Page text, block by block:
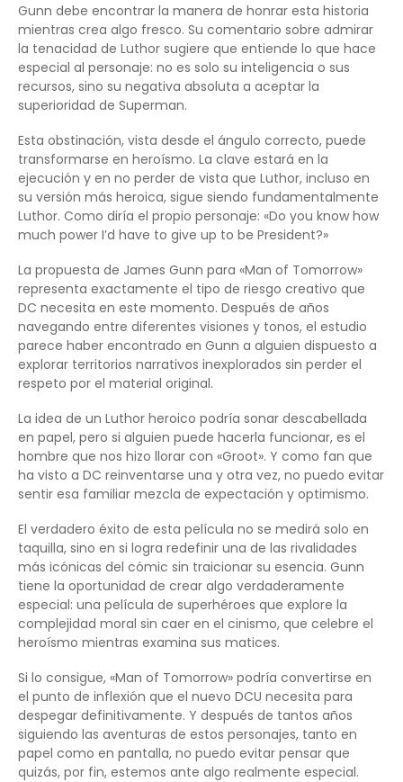
Gunn debe encontrar la manera de honrar esta historia
mientras crea algo fresco. Su comentario sobre admirar
la tenacidad de Luthor sugiere que entiende lo que hace
especial al personaje: no es solo su inteligencia o sus
recursos, sino su negativa absoluta a aceptar la
superioridad de Superman.
Esta obstinación, vista desde el ángulo correcto, puede
transformarse en heroísmo. La clave estará en la
ejecución y en no perder de vista que Luthor, incluso en
su versión más heroica, sigue siendo fundamentalmente
Luthor. Como diría el propio personaje: «Do you know how
much power I’d have to give up to be President?»
La propuesta de James Gunn para «Man of Tomorrow»
representa exactamente el tipo de riesgo creativo que
DC necesita en este momento. Después de años
navegando entre diferentes visiones y tonos, el estudio
parece haber encontrado en Gunn a alguien dispuesto a
explorar territorios narrativos inexplorados sin perder el
respeto por el material original.
La idea de un Luthor heroico podría sonar descabellada
en papel, pero si alguien puede hacerla funcionar, es el
hombre que nos hizo llorar con «Groot». Y como fan que
ha visto a DC reinventarse una y otra vez, no puedo evitar
sentir esa familiar mezcla de expectación y optimismo.
El verdadero éxito de esta película no se medirá solo en
taquilla, sino en si logra redefinir una de las rivalidades
más icónicas del cómic sin traicionar su esencia. Gunn
tiene la oportunidad de crear algo verdaderamente
especial: una película de superhéroes que explore la
complejidad moral sin caer en el cinismo, que celebre el
heroísmo mientras examina sus matices.
Si lo consigue, «Man of Tomorrow» podría convertirse en
el punto de inflexión que el nuevo DCU necesita para
despegar definitivamente. Y después de tantos años
siguiendo las aventuras de estos personajes, tanto en
papel como en pantalla, no puedo evitar pensar que
quizás, por fin, estemos ante algo realmente especial.